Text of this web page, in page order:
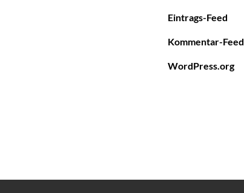
Eintrags-Feed
Kommentar-Feed
WordPress.org